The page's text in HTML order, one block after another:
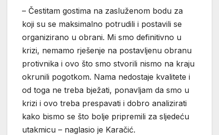
– Čestitam gostima na zasluženom bodu za
koji su se maksimalno potrudili i postavili se
organizirano u obrani. Mi smo definitivno u
krizi, nemamo rješenje na postavljenu obranu
protivnika i ovo što smo stvorili nismo na kraju
okrunili pogotkom. Nama nedostaje kvalitete i
od toga ne treba bježati, ponavljam da smo u
krizi i ovo treba prespavati i dobro analizirati
kako bismo se što bolje pripremili za sljedeću
utakmicu – naglasio je Karačić.